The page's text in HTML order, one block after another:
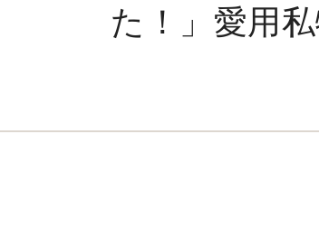
た！」愛用